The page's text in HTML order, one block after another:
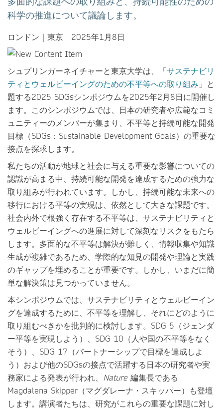
科学の推進について議論します。
ロンドン｜東京 2025年1月8日
シュプリンガーネイチャーと東京大学は、「サステナビリ
ティとウェルビーイングのための不平等への取り組み 」と
題する2025 SDGsシンポジウムを2025年2月8日に開催し
ます。このシンポジウムでは、日本の研究者や広範なコミ
ュニティーのメンバーが集まり、不平等と持続可能な開発
目標（SDGs：Sustainable Development Goals）の重要な
接点を探求します。
私たちの活動が地球と社会に与える重要な影響についての
認識が高まる中、持続可能な開発を達成するための強力な
取り組みが行われています。しかし、持続可能な未来への
移行における平等の実現は、依然として大きな課題です。
社会内外で根強く存在する不平等は、サステナビリティと
ウェルビーイングへの進展に対して深刻なリスクをもたら
します。多面的な不平等は解決が難しく、情報収集や知識
生成が複雑であるため、学際的な知見の開発や理論と実践
のギャップを埋めることが重要です。しかし、いまだに簡
単な解決策は見つかっていません。
本シンポジウムでは、サステナビリティとウェルビーイン
グを達成するために、不平等を理解し、それにどのように
取り組むべきかを批判的に検討します。SDG 5（ジェンダ
ー平等を実現しよう）、SDG 10（人や国の不平等をなく
そう）、SDG 17（パートナーシップで目標を達成しよ
う）および他のSDGsの接点で活躍する日本の研究者や実
務家による発表が行われ、 Nature 編集長である
Magdalena Skipper（マグダレーナ・スキッパー）も登壇
します。講演者たちは、研究がこれらの重要な課題に対し